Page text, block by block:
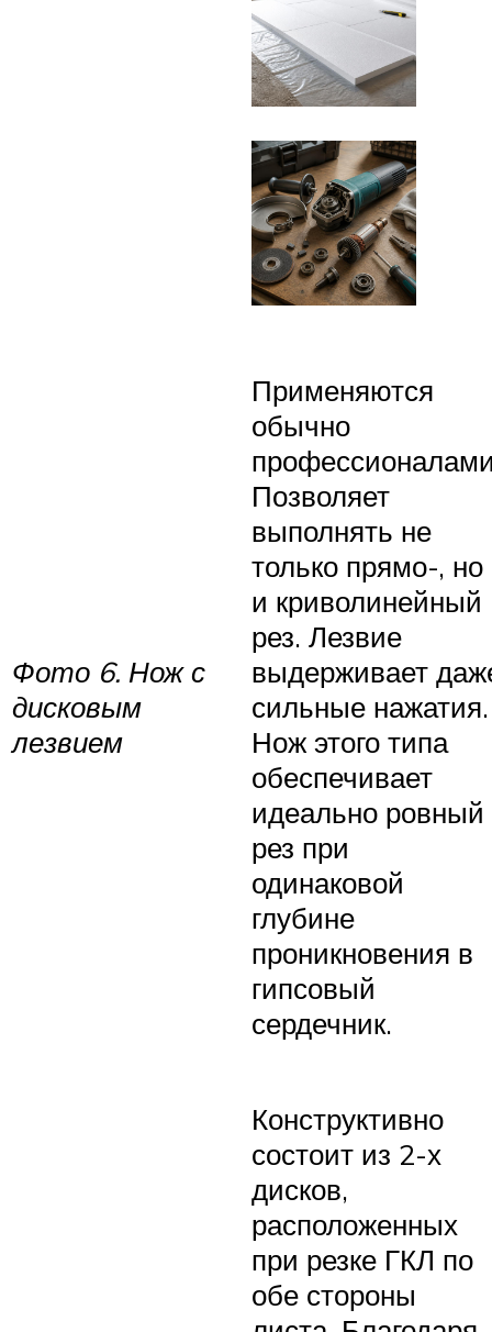
Фото 6. Нож с
дисковым
лезвием
Применяются
обычно
Позволяет
выполнять не
только прямо-, но
и криволинейный
рез. Лезвие
выдерживает
сильные нажатия.
Нож этого типа
обеспечивает
идеально ровный
рез при
одинаковой
глубине
проникновения в
гипсовый
сердечник.
Конструктивно
состоит из 2-х
дисков,
расположенных
при резке ГКЛ по
обе стороны